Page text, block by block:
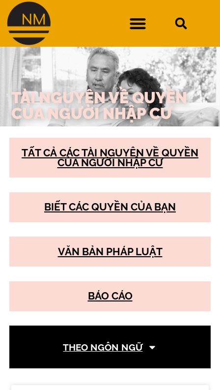
TÀI NGUYÊN VỀ QUYỀN
CỦA NGƯỜI NHẬP CƯ
TẤT CẢ CÁC TÀI NGUYÊN VỀ QUYỀN
CỦA NGƯỜI NHẬP CƯ
BIẾT CÁC QUYỀN CỦA BẠN
VĂN BẢN PHÁP LUẬT
BÁO CÁO
THEO NGÔN NGỮ